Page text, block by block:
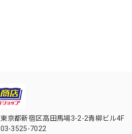
東京都新宿区高田馬場3-2-2青柳ビル4F
03-3525-7022